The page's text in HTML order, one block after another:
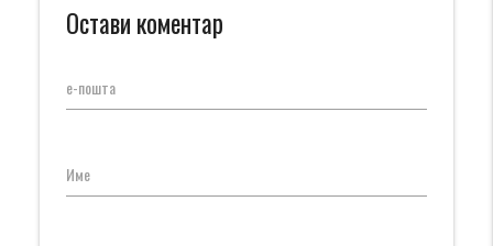
Остави коментар
е-пошта
Име